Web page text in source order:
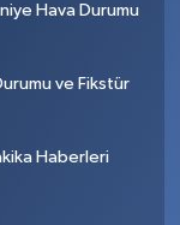
Hava Durumu
ve Fikstür
Haberleri